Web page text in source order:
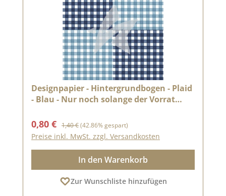
Designpapier - Hintergrundbogen - Plaid
- Blau - Nur noch solange der Vorrat
Verkaufspreis:
0,80 € Regulärer Preis:
1,40 €(42.86% gespart)
Preise inkl. MwSt. zzgl. Versandkosten
In den Warenkorb
Zur Wunschliste hinzufügen